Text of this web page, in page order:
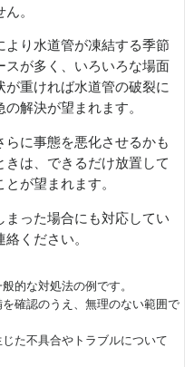
。
り水道管が凍結する季節
スが多く、いろいろな場面
が重ければ水道管の破裂に
解決が望まれます。
に事態を悪化させるかも
きは、できるだけ放置して
が望まれます。
まった場合にも対応してい
ください。
的な対処法の例です。
確認のうえ、無理のない範囲で
た不具合やトラブルについて